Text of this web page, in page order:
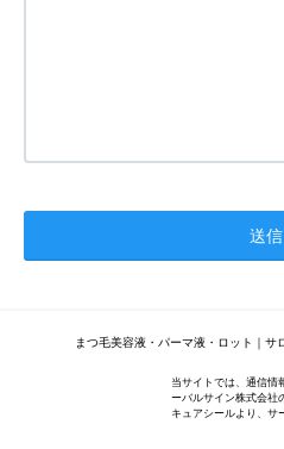
まつ毛美容液・パーマ液・ロット｜サ
当サイトでは、通信情
ーバルサイン株式会社
キュアシールより、サ